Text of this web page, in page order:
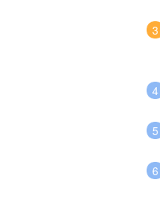
3
4
5
6